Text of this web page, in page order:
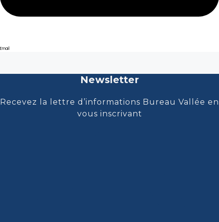
Email
Newsletter
Recevez la lettre d’informations Bureau Vallée en
vous inscrivant